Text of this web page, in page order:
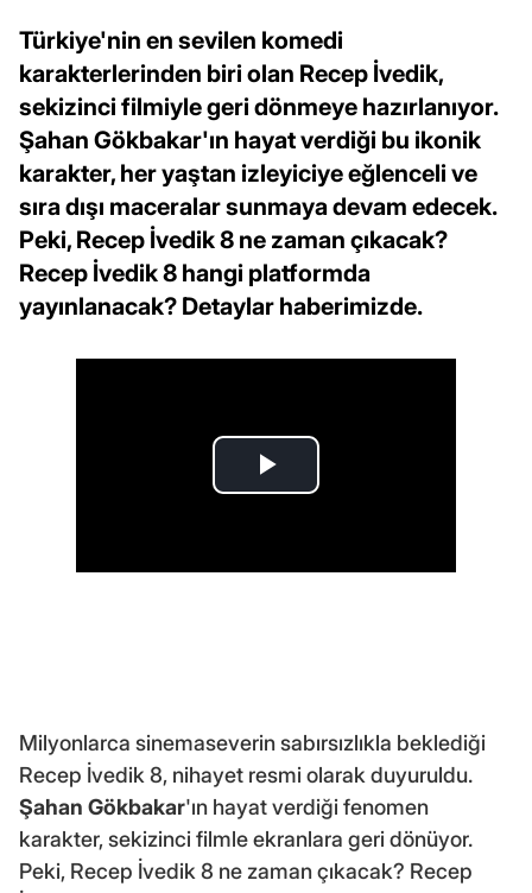
Türkiye'nin en sevilen komedi
karakterlerinden biri olan Recep İvedik,
sekizinci filmiyle geri dönmeye hazırlanıyor.
Şahan Gökbakar'ın hayat verdiği bu ikonik
karakter, her yaştan izleyiciye eğlenceli ve
sıra dışı maceralar sunmaya devam edecek.
Peki, Recep İvedik 8 ne zaman çıkacak?
Recep İvedik 8 hangi platformda
yayınlanacak? Detaylar haberimizde.
Milyonlarca sinemaseverin sabırsızlıkla beklediği
Recep İvedik 8, nihayet resmi olarak duyuruldu.
Şahan Gökbakar'ın hayat verdiği fenomen
karakter, sekizinci filmle ekranlara geri dönüyor.
Peki, Recep İvedik 8 ne zaman çıkacak? Recep